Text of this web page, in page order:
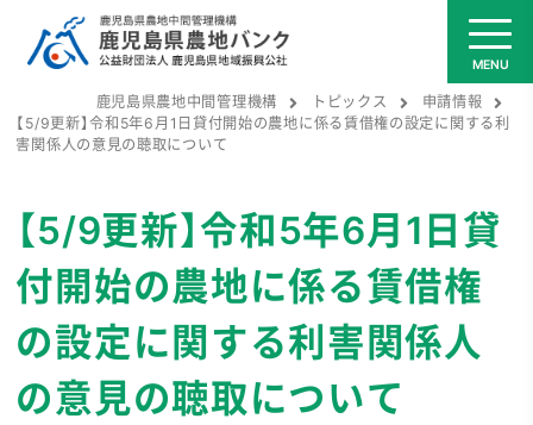
鹿児島県農地中間管理機構 トピックス
申請情報
【5/9更新】令和5年6月1日貸付開始の農地に係る賃借権の設定に関する利
害関係人の意見の聴取について
【5/9更新】令和5年6月1日貸
付開始の農地に係る賃借権
の設定に関する利害関係人
の意見の聴取について